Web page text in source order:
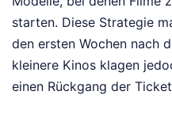
starten. Diese Strategie
den ersten Wochen nach
kleinere Kinos klagen
einen Rückgang der